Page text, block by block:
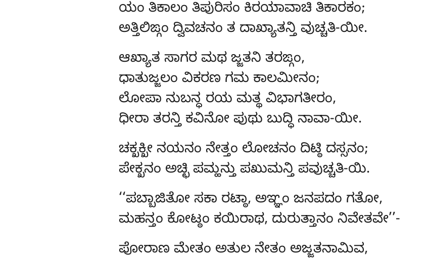
ಯಂ ತಿಕಾಲಂ ತಿಪುರಿಸಂ ಕಿರಯಾವಾಚಿ ತಿಕಾರಕಂ;
ಅತ್ತಿಲಿಙ್ಗಂ ದ್ವಿವಚನಂ ತ ದಾಖ್ಯಾತನ್ತಿ ವುಚ್ಚತಿ-ಯೀ.
ಆಖ್ಯಾತ ಸಾಗರ ಮಥ ಜ್ಜತನಿ ತರಙ್ಗಂ,
ಧಾತುಜ್ಜಲಂ ವಿಕರಣ ಗಮ ಕಾಲಮೀನಂ;
ಲೋಪಾ ನುಬನ್ಧ ರಯ ಮತ್ಥ ವಿಭಾಗತೀರಂ,
ಧೀರಾ ತರನ್ತಿ ಕವಿನೋ ಪುಥು ಬುದ್ಧಿ ನಾವಾ-ಯೀ.
ಚಕ್ಖಕ್ಖೀ ನಯನಂ ನೇತ್ತಂ ಲೋಚನಂ ದಿಟ್ಠಿ ದಸ್ಸನಂ;
ಪೇಕ್ಖನಂ ಅಚ್ಛಿ ಪಮ್ಹನ್ತು ಪಖುಮನ್ತಿ ಪವುಚ್ಚತಿ-ಯಿ.
‘‘ಪಬ್ಬಾಜಿತೋ ಸಕಾ ರಟ್ಠಾ, ಅಞ್ಞಂ ಜನಪದಂ ಗತೋ,
ಮಹನ್ತಂ ಕೋಟ್ಠಂ ಕಯಿರಾಥ, ದುರುತ್ತಾನಂ ನಿವೇತವೇ’’-
ಪೋರಾಣ ಮೇತಂ ಅತುಲ ನೇತಂ ಅಜ್ಜತನಾಮಿವ,